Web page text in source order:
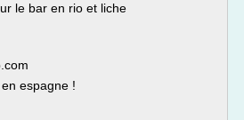
le bar en rio et liche
espagne !